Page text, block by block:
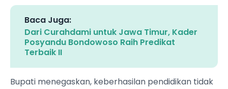
Baca Juga:
Dari Curahdami untuk Jawa Timur, Kader
Posyandu Bondowoso Raih Predikat
Terbaik II
Bupati menegaskan, keberhasilan pendidikan tidak